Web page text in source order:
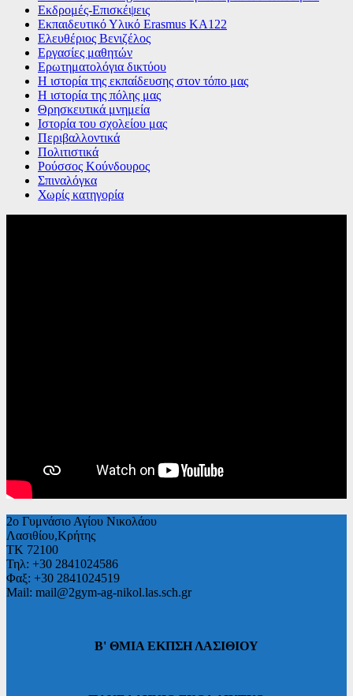
Εκδρομές-Επισκέψεις
Εκπαιδευτικό Υλικό Erasmus ΚΑ122
Ελευθέριος Βενιζέλος
Εργασίες μαθητών
Ερωτηματολόγια δικτύου
Η ιστορία της εκπαίδευσης στον τόπο μας
Η ιστορία της πόλης μας
Θρησκευτικά μνημεία
Ιστορία του σχολείου μας
Περιβαλλοντικά
Πολιτιστικά
Ρούσσος Κούνδουρος
Σπιναλόγκα
Χωρίς κατηγορία
2ο Γυμνάσιο Αγίου Νικολάου
Λασιθίου,Κρήτης
ΤΚ 72100
Τηλ: +30 2841024586
Φαξ: +30 2841024519
Mail: mail@2gym-ag-nikol.las.sch.gr
Β' ΘΜΙΑ ΕΚΠΣΗ ΛΑΣΙΘΙΟΥ